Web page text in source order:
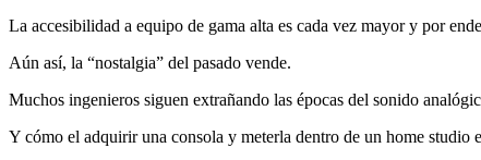
La accesibilidad a equipo de gama alta es cada vez mayor y por
Aún así, la “nostalgia” del pasado vende.
Muchos ingenieros siguen extrañando las épocas del sonido
Y cómo el adquirir una consola y meterla dentro de un home studio